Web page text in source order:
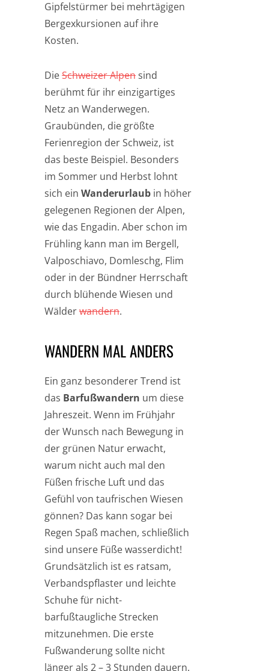
Gipfelstürmer bei mehrtägigen
Bergexkursionen auf ihre
Kosten.
DieSchweizer Alpensind
berühmt für ihr einzigartiges
Netz an Wanderwegen.
Graubünden, die größte
Ferienregion der Schweiz, ist
das beste Beispiel. Besonders
im Sommer und Herbst lohnt
sich ein Wanderurlaub in höher
gelegenen Regionen der Alpen,
wie das Engadin. Aber schon im
Frühling kann man im Bergell,
Valposchiavo, Domleschg, Flim
oder in der Bündner Herrschaft
durch blühende Wiesen und
Wälderwandern.
WANDERN MAL ANDERS
Ein ganz besonderer Trend ist
das Barfußwandern um diese
Jahreszeit. Wenn im Frühjahr
der Wunsch nach Bewegung in
der grünen Natur erwacht,
warum nicht auch mal den
Füßen frische Luft und das
Gefühl von taufrischen Wiesen
gönnen? Das kann sogar bei
Regen Spaß machen, schließlich
sind unsere Füße wasserdicht!
Grundsätzlich ist es ratsam,
Verbandspflaster und leichte
Schuhe für nicht-
barfußtaugliche Strecken
mitzunehmen. Die erste
Fußwanderung sollte nicht
länger als 2 – 3 Stunden dauern.